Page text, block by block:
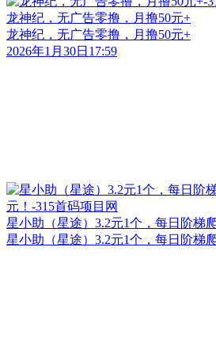
龙神纪，无广告零撸，月撸50元+
龙神纪，无广告零撸，月撸50元+
2026年1月30日17:59
星小助（星途）3.2元1个，每日阶梯
星小助（星途）3.2元1个，每日阶梯